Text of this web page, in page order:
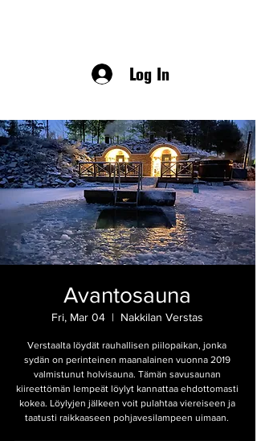
Log In
Avantosauna
Fri, Mar 04
  |
Nakkilan Verstas
Verstaalta löydät rauhallisen piilopaikan, jonka
sydän on perinteinen maanalainen vuonna 2019
valmistunut holvisauna. Tämän savusaunan
kiireettömän lempeät löylyt kannattaa ehdottomasti
kokea. Löylyjen jälkeen voit pulahtaa viereiseen ja
taatusti raikkaaseen pohjavesilampeen uimaan.